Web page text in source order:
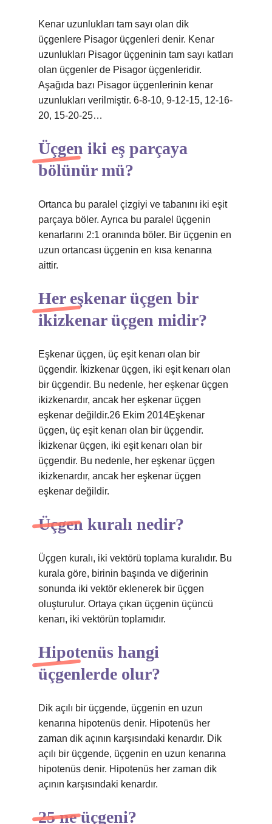
Kenar uzunlukları tam sayı olan dik
üçgenlere Pisagor üçgenleri denir. Kenar
uzunlukları Pisagor üçgeninin tam sayı katları
olan üçgenler de Pisagor üçgenleridir.
Aşağıda bazı Pisagor üçgenlerinin kenar
uzunlukları verilmiştir. 6-8-10, 9-12-15, 12-16-
20, 15-20-25…
Üçgen iki eş parçaya
bölünür mü?
Ortanca bu paralel çizgiyi ve tabanını iki eşit
parçaya böler. Ayrıca bu paralel üçgenin
kenarlarını 2:1 oranında böler. Bir üçgenin en
uzun ortancası üçgenin en kısa kenarına
aittir.
Her eşkenar üçgen bir
ikizkenar üçgen midir?
Eşkenar üçgen, üç eşit kenarı olan bir
üçgendir. İkizkenar üçgen, iki eşit kenarı olan
bir üçgendir. Bu nedenle, her eşkenar üçgen
ikizkenardır, ancak her eşkenar üçgen
eşkenar değildir.26 Ekim 2014Eşkenar
üçgen, üç eşit kenarı olan bir üçgendir.
İkizkenar üçgen, iki eşit kenarı olan bir
üçgendir. Bu nedenle, her eşkenar üçgen
ikizkenardır, ancak her eşkenar üçgen
eşkenar değildir.
Üçgen kuralı nedir?
Üçgen kuralı, iki vektörü toplama kuralıdır. Bu
kurala göre, birinin başında ve diğerinin
sonunda iki vektör eklenerek bir üçgen
oluşturulur. Ortaya çıkan üçgenin üçüncü
kenarı, iki vektörün toplamıdır.
Hipotenüs hangi
üçgenlerde olur?
Dik açılı bir üçgende, üçgenin en uzun
kenarına hipotenüs denir. Hipotenüs her
zaman dik açının karşısındaki kenardır. Dik
açılı bir üçgende, üçgenin en uzun kenarına
hipotenüs denir. Hipotenüs her zaman dik
açının karşısındaki kenardır.
25 ne üçgeni?